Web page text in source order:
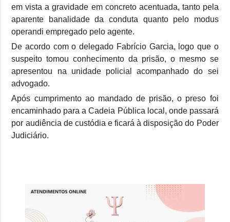
em vista a gravidade em concreto acentuada, tanto pela
aparente banalidade da conduta quanto pelo modus
operandi empregado pelo agente.
De acordo com o delegado Fabrício Garcia, logo que o
suspeito tomou conhecimento da prisão, o mesmo se
apresentou na unidade policial acompanhado do sei
advogado.
Após cumprimento ao mandado de prisão, o preso foi
encaminhado para a Cadeia Pública local, onde passará
por audiência de custódia e ficará à disposição do Poder
Judiciário.